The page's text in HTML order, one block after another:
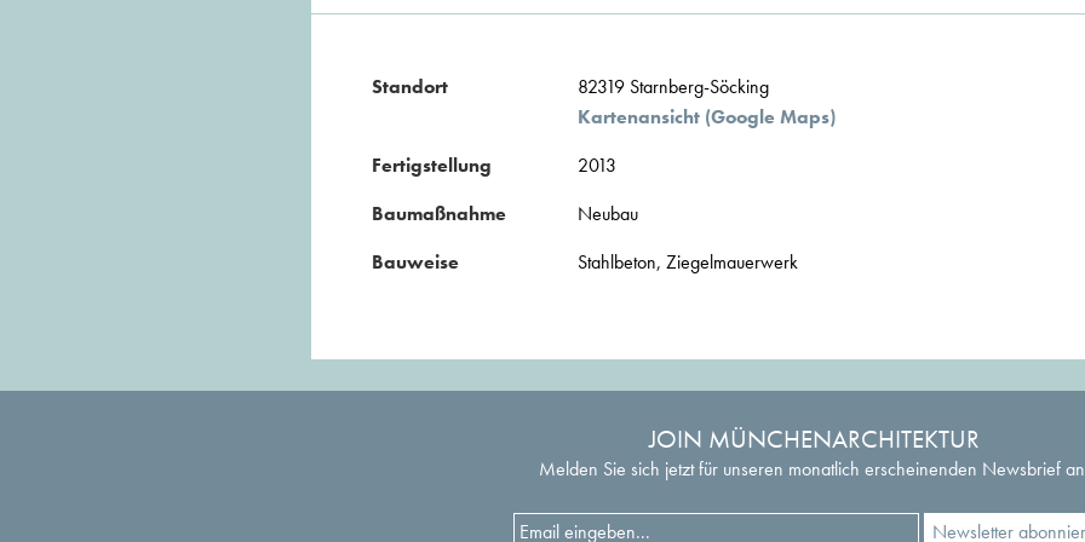
Standort
82319 Starnberg-Söcking
Kartenansicht (Google Maps)
Fertigstellung
2013
Baumaßnahme
Neubau
Bauweise
Stahlbeton, Ziegelmauerwerk
JOIN MÜNCHENARCHITEKTUR
Melden Sie sich jetzt für unseren monatlich erscheinenden Newsbrief